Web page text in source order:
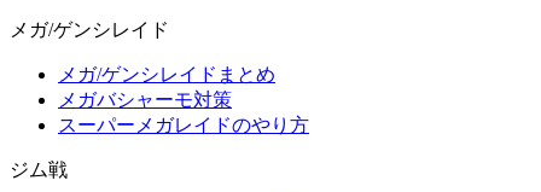
メガ/ゲンシレイド
メガ/ゲンシレイドまとめ
メガバシャーモ対策
スーパーメガレイドのやり方
ジム戦